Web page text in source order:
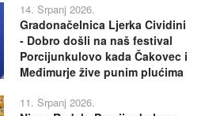
14. Srpanj 2026.
Gradonačelnica Ljerka Cividini
- Dobro došli na naš festival
Porcijunkulovo kada Čakovec i
Međimurje žive punim plućima
11. Srpanj 2026.